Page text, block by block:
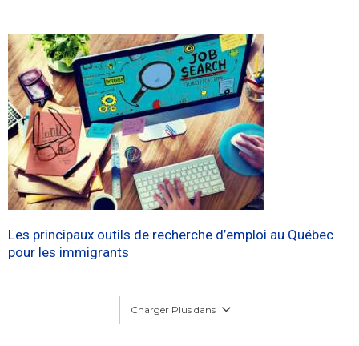
Les principaux outils de recherche d’emploi au Québec
pour les immigrants
Charger Plus dans